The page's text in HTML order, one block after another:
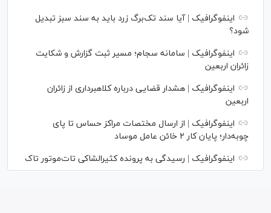
اینفوگرافیک | آیا سند تک‌برگ زرد باید به سند سبز تبدیل
شود؟
اینفوگرافیک | سامانه سجام؛ مسیر ثبت گزارش و شکایت
زائران اربعین
اینفوگرافیک | هشدار قضایی درباره کلاهبرداری از زائران
اربعین
اینفوگرافیک | از ارسال مختصات مراکز حساس تا پای
چوبه‌دار؛ پایان کار ۲ خائن عامل موساد
اینفوگرافیک | رسیدگی به پرونده کثیرالشاکی تات‌موتور تاک